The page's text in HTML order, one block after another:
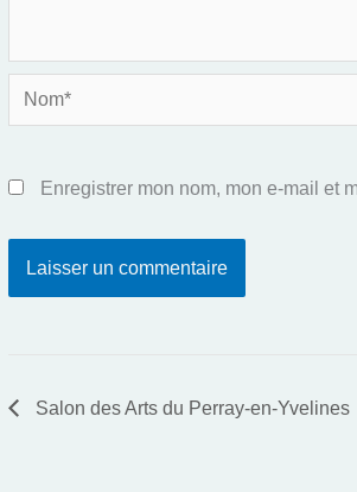
Nom*
Enregistrer mon nom, mon e-mail et
Salon des Arts du Perray-en-Yvelines